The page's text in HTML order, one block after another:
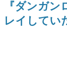
こ
の
『ダンガ
レイしてい